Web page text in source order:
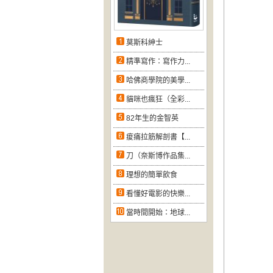
莫斯科紳士
精準寫作：寫作力...
哈佛商學院的美學...
貓咪也瘋狂（全彩...
82年生的金智英
痠痛拉筋解剖書【...
刀（奈斯博作品集...
理想的簡單飲食
看懂好電影的快樂...
當時間開始：地球...